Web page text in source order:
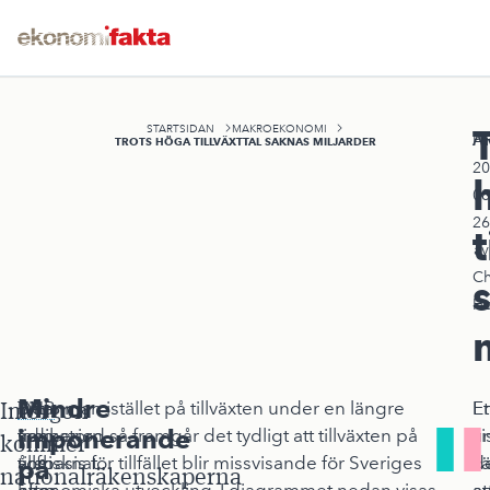
STARTSIDAN MAKROEKONOMI
TROTS HÖGA TILLVÄXTTAL SAKNAS MILJARDER
26
av
Imorgon
kommer
nationalräkenskaperna
Den
som
tillfrisknat
BNP
indikatorn,
som
Mindre
imponerande
på
Tittar man istället på tillväxten under en längre
tidsperiod så framgår det tydligt att tillväxten på
årsbasis för tillfället blir missvisande för Sveriges